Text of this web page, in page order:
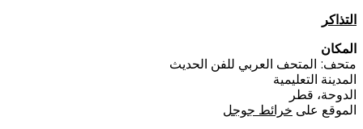
التذاكر
المكان
متحف: المتحف العربي للفن الحديث
المدينة التعليمية
الدوحة، قطر
الموقع على خرائط جوجل